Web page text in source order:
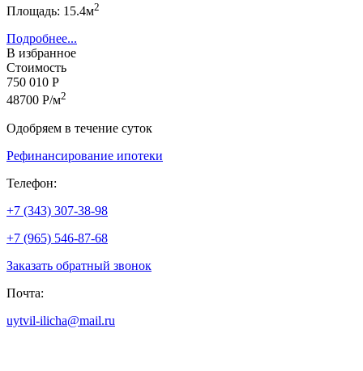
Площадь: 15.4м2
Подробнее...
В избранное
Стоимость
750 010 Р
48700 Р/м2
Одобряем в течение суток
Рефинансирование ипотеки
Телефон:
+7 (343) 307-38-98
+7 (965) 546-87-68
Заказать обратный звонок
Почта:
uytvil-ilicha@mail.ru